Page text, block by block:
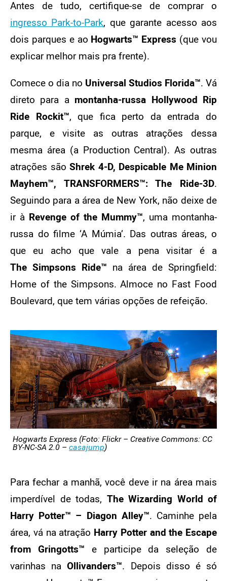
Antes de tudo, certifique-se de comprar o
ingresso Park-to-Park, que garante acesso aos
dois parques e ao Hogwarts™ Express (que vou
explicar melhor mais pra frente).
Comece o dia no Universal Studios Florida™. Vá
direto para a montanha-russa Hollywood Rip
Ride Rockit™, que fica perto da entrada do
parque, e visite as outras atrações dessa
mesma área (a Production Central). As outras
atrações são Shrek 4-D, Despicable Me Minion
Mayhem™, TRANSFORMERS™: The Ride-3D.
Seguindo para a área de New York, não deixe de
ir à Revenge of the Mummy™, uma montanha-
russa do filme ‘A Múmia’. Das outras áreas, o
que eu acho que vale a pena visitar é a
The Simpsons Ride™ na área de Springfield:
Home of the Simpsons. Almoce no Fast Food
Boulevard, que tem várias opções de refeição.
Hogwarts Express (Foto: Flickr – Creative Commons: CC
BY-NC-SA 2.0 – casajump)
Para fechar a manhã, você deve ir na área mais
imperdível de todas, The Wizarding World of
Harry Potter™ – Diagon Alley™. Caminhe pela
área, vá na atração Harry Potter and the Escape
from Gringotts™ e participe da seleção de
varinhas na Ollivanders™. Depois disso é só